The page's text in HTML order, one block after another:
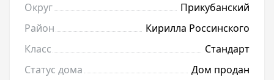
Округ
Прикубанский
Район
Кирилла Россинского
Класс
Стандарт
Статус дома
Дом продан